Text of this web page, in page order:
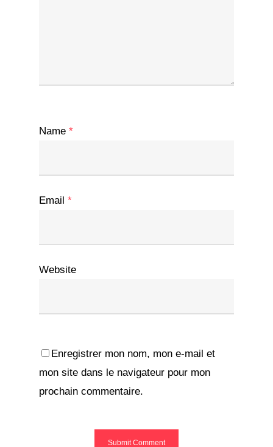
Name *
Email *
Website
Enregistrer mon nom, mon e-mail et
mon site dans le navigateur pour mon
prochain commentaire.